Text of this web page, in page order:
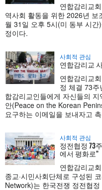
연합감리교
역사회 활동을 위한 2026년
월 31일 오후 5시(미 동부 시
정이다.
사회적 관심
연합감리교
연합감리교
정 체결 73주
합감리교인들에게 자신들의
안(Peace on the Korean
요구하는 이메일을 보내자고
사회적 관심
정전협정 73
에서 평화로”
연합감리교
종교·시민사회단체로 구성된
Network)는 한국전쟁 정전협